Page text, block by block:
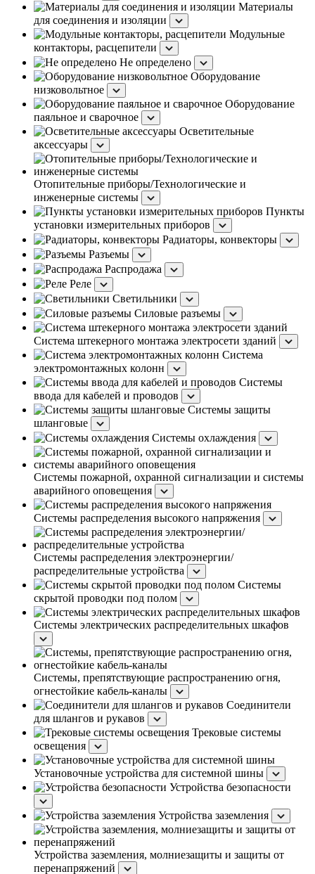
Материалы
для соединения и изоляции
Модульные
контакторы, расцепители
Не определено
Оборудование
низковольтное
Оборудование
паяльное и сварочное
Осветительные
аксессуары
Отопительные приборы/Технологические и
инженерные системы
Пункты
установки измерительных приборов
Радиаторы, конвекторы
Разъемы
Распродажа
Реле
Светильники
Силовые разъемы
Система штекерного монтажа электросети зданий
Система
электромонтажных колонн
Системы
ввода для кабелей и проводов
Системы защиты
шланговые
Системы охлаждения
Системы пожарной, охранной сигнализации и системы
аварийного оповещения
Системы распределения высокого напряжения
Системы распределения электроэнергии/
распределительные устройства
Системы
скрытой проводки под полом
Системы электрических распределительных шкафов
Системы, препятствующие распространению огня,
огнестойкие кабель-каналы
Соединители
для шлангов и рукавов
Трековые системы
освещения
Установочные устройства для системной шины
Устройства безопасности
Устройства заземления
Устройства заземления, молниезащиты и защиты от
перенапряжений